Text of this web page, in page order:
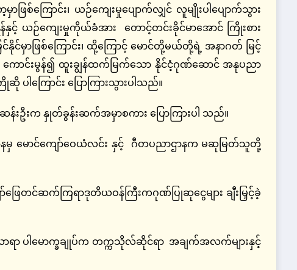
စ်ကြောင်း၊ ယဉ်ကျေးမှုပျောက်လျှင် လူမျိုးပါပျောက်သွား
ယဉ်ကျေးမှုကိုယ်ခံအား တောင့်တင်းခိုင်မာအောင် ကြိုးစား
င်မှာဖြစ်ကြောင်း၊ ထို့ကြောင့် မောင်တို့မယ်တို့ရဲ့ အနာဂတ် မြင့်
ာင်းမွန်၍ ထူးချွန်ထက်မြက်သော နိုင်ငံ့ဂုဏ်ဆောင် အနုပညာ
ပါကြောင်း ပြောကြားသွားပါသည်။
ဦးက နှုတ်ခွန်းဆက်အမှာစကား ပြောကြားပါ သည်။
နမှ မောင်ကျော်ဝေယံလင်း နှင့် ဂီတပညာဌာနက မဆုမြတ်သူတို့
ေတင်ဆက်ကြရာဒုတိယဝန်ကြီးကဂုဏ်ပြုဆုငွေများ ချီးမြှင့်ခဲ့
ပါမောက္ခချုပ်က တက္ကသိုလ်ဆိုင်ရာ အချက်အလက်များနှင့်